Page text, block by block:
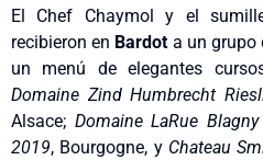
El Chef Chaymol y el
recibieron en Bardot a un grupo
un menú de elegantes
Domaine Zind Humbrecht
Alsace; ⁠⁠ Domaine LaRue
2019, Bourgogne, y ⁠⁠ Chateau